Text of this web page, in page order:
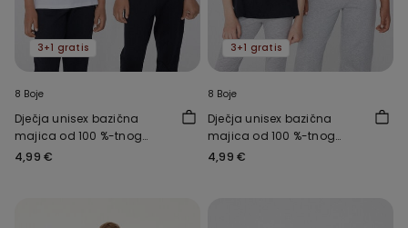
3+1 gratis
8 Boje
Dječja unisex bazična
majica od 100 %-tnog
pamuka s okruglim
4,99 €
3+1 gratis
8 Boje
Dječja unisex bazična
majica od 100 %-tnog
pamuka s okruglim
4,99 €